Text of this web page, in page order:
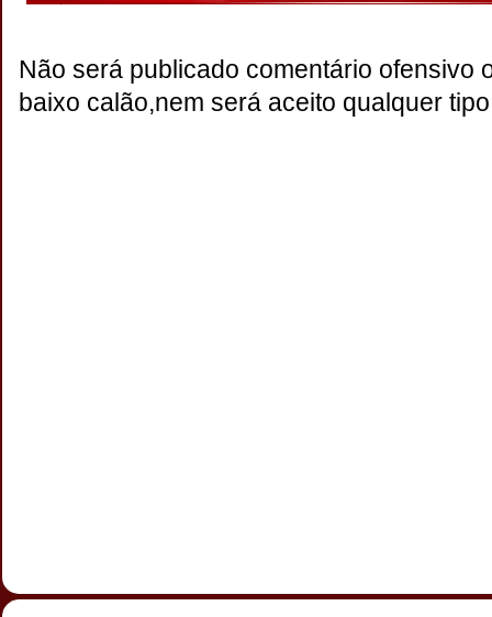
Não será publicado comentário ofensivo
baixo calão,nem será aceito qualquer